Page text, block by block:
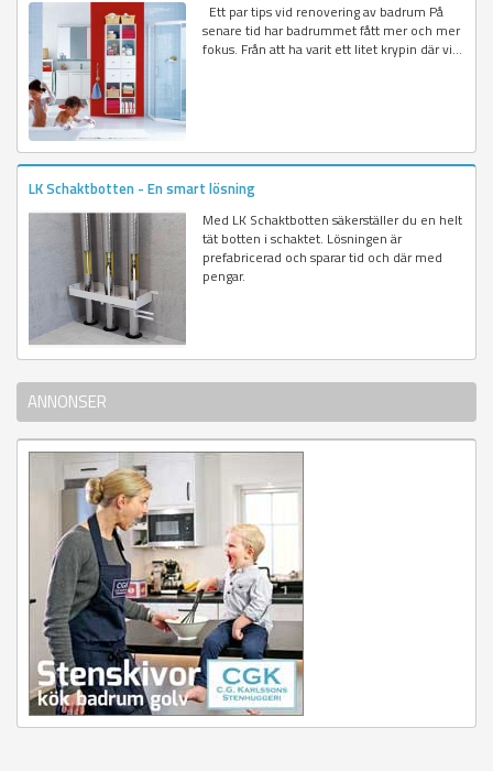
Ett par tips vid renovering av badrum På
senare tid har badrummet fått mer och mer
fokus. Från att ha varit ett litet krypin där vi...
LK Schaktbotten - En smart lösning
Med LK Schaktbotten säkerställer du en helt
tät botten i schaktet. Lösningen är
prefabricerad och sparar tid och där med
pengar.
ANNONSER